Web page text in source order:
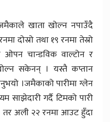
खाता खोल्न नपाउँदै
दोस्रो तथा १९ रनमा तेस्रो
चान्डविक वाल्टोन र
सकेनन् । यस्तै कप्तान
।जमैकाको पारीमा ग्लेन
गर्दै टिमको पारी
तर अली २२ रनमा आउट हुँदा